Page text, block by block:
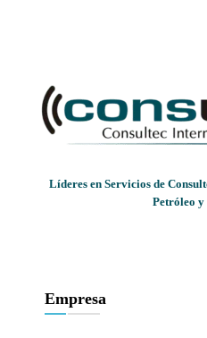
Líderes en Servicios de
Petróleo y
Empresa